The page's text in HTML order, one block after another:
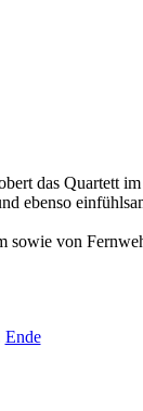
das Quartett
ebenso
sowie von
Ende